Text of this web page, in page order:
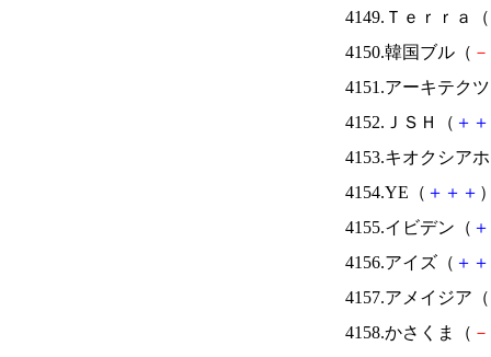
4149.Ｔｅｒｒａ（
4150.韓国ブル（ －
4151.アーキテク
4152.ＪＳＨ（ ＋ ＋
4153.キオクシア
4154.YE（ ＋ ＋ ＋
4155.イビデン（ ＋
4156.アイズ（ ＋ ＋
4157.アメイジア（
4158.かさくま（ －